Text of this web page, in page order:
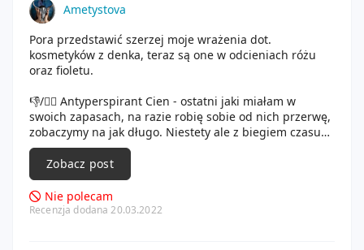
Ametystova
Pora przedstawić szerzej moje wrażenia dot.
kosmetyków z denka, teraz są one w odcieniach różu
oraz fioletu.
👎/🤷‍♀️ Antyperspirant Cien - ostatni jaki miałam w
swoich zapasach, na razie robię sobie od nich przerwę,
zobaczymy na jak długo. Niestety ale z biegiem czasu
przestały się u mnie sprawdzać. Nie czułam się pewnie
i zdarzyło mi się parę razy coś przepocić, a takie plamy
się okropnie dopiera, trzeba traktować ciuch dość
mocną chemią, by wywabić taki zapach. Ja niestety
potrzebuję silniejszej ochrony
Zobacz post
Nie polecam
Recenzja dodana 20.03.2022